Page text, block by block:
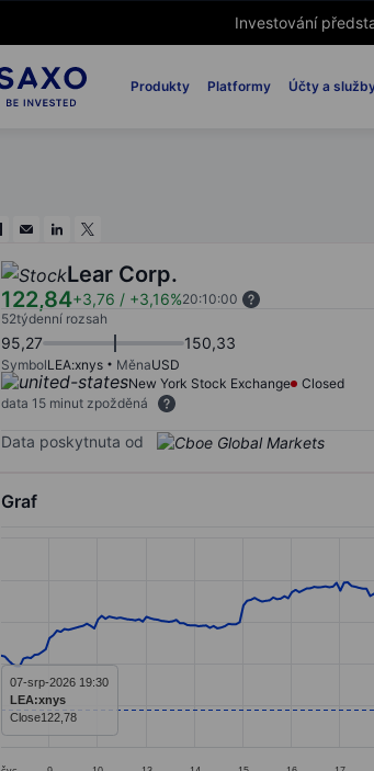
Investování
Produkty Platformy Účty a
Lear Corp.
122,84+3,76 / +3,16%20:10:00
52týdenní rozsah
95,27 150,33
SymbolLEA:xnys MěnaUSD
New York Stock Exchange
Closed
data 15 minut zpožděná
Data poskytnuta od
Graf
Line chart with 299 data points.
The chart has 1 X axis displaying categories.
The chart has 1 Y axis displaying values.
07-srp-2026 19:30
LEA:xnys
Close122,78